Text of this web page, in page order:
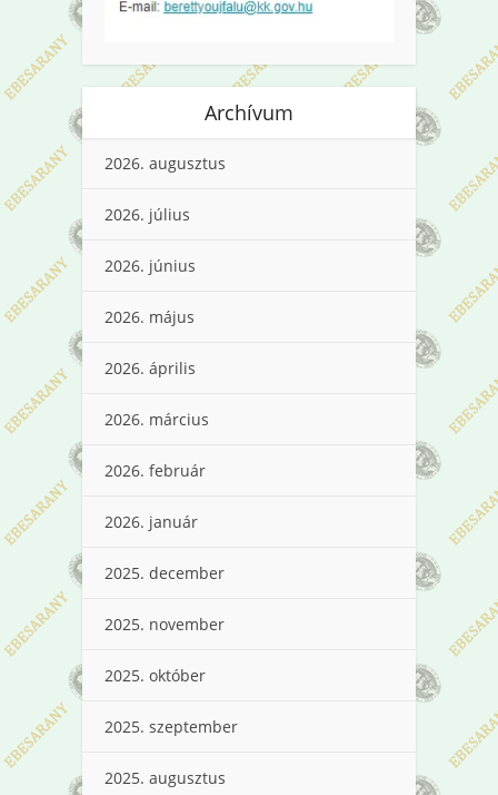
Archívum
2026. augusztus
2026. július
2026. június
2026. május
2026. április
2026. március
2026. február
2026. január
2025. december
2025. november
2025. október
2025. szeptember
2025. augusztus